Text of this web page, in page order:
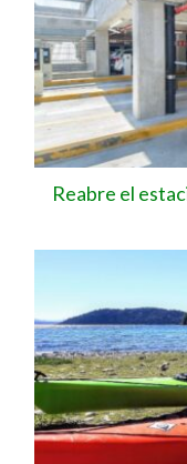
Reabre el